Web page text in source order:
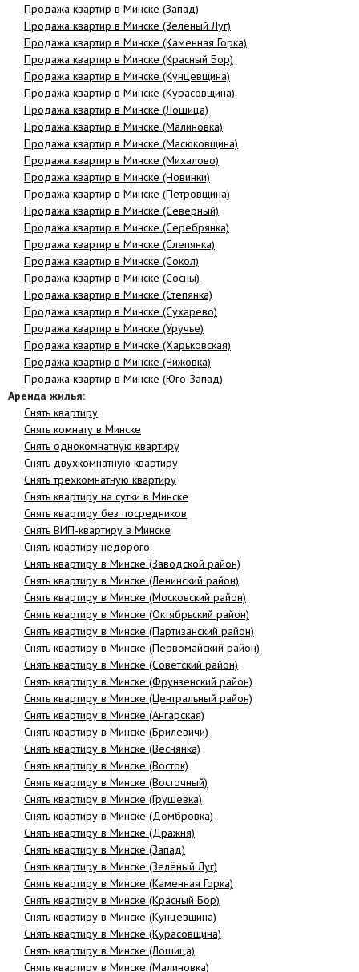
Продажа квартир в Минске (Запад)
Продажа квартир в Минске (Зелёный Луг)
Продажа квартир в Минске (Каменная Горка)
Продажа квартир в Минске (Красный Бор)
Продажа квартир в Минске (Кунцевщина)
Продажа квартир в Минске (Курасовщина)
Продажа квартир в Минске (Лошица)
Продажа квартир в Минске (Малиновка)
Продажа квартир в Минске (Масюковщина)
Продажа квартир в Минске (Михалово)
Продажа квартир в Минске (Новинки)
Продажа квартир в Минске (Петровщина)
Продажа квартир в Минске (Северный)
Продажа квартир в Минске (Серебрянка)
Продажа квартир в Минске (Слепянка)
Продажа квартир в Минске (Сокол)
Продажа квартир в Минске (Сосны)
Продажа квартир в Минске (Степянка)
Продажа квартир в Минске (Сухарево)
Продажа квартир в Минске (Уручье)
Продажа квартир в Минске (Харьковская)
Продажа квартир в Минске (Чижовка)
Продажа квартир в Минске (Юго-Запад)
Аренда жилья:
Снять квартиру
Снять комнату в Минске
Снять однокомнатную квартиру
Снять двухкомнатную квартиру
Снять трехкомнатную квартиру
Снять квартиру на сутки в Минске
Снять квартиру без посредников
Снять ВИП-квартиру в Минске
Снять квартиру недорого
Снять квартиру в Минске (Заводской район)
Снять квартиру в Минске (Ленинский район)
Снять квартиру в Минске (Московский район)
Снять квартиру в Минске (Октябрьский район)
Снять квартиру в Минске (Партизанский район)
Снять квартиру в Минске (Первомайский район)
Снять квартиру в Минске (Советский район)
Снять квартиру в Минске (Фрунзенский район)
Снять квартиру в Минске (Центральный район)
Снять квартиру в Минске (Ангарская)
Снять квартиру в Минске (Брилевичи)
Снять квартиру в Минске (Веснянка)
Снять квартиру в Минске (Восток)
Снять квартиру в Минске (Восточный)
Снять квартиру в Минске (Грушевка)
Снять квартиру в Минске (Домбровка)
Снять квартиру в Минске (Дражня)
Снять квартиру в Минске (Запад)
Снять квартиру в Минске (Зелёный Луг)
Снять квартиру в Минске (Каменная Горка)
Снять квартиру в Минске (Красный Бор)
Снять квартиру в Минске (Кунцевщина)
Снять квартиру в Минске (Курасовщина)
Снять квартиру в Минске (Лошица)
Снять квартиру в Минске (Малиновка)